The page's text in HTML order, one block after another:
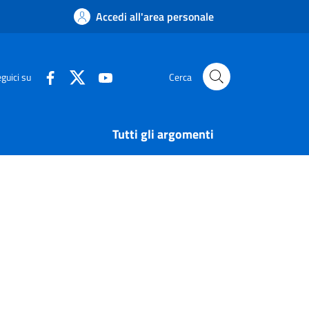
Accedi all'area personale
su Cerca
Tutti gli argomenti